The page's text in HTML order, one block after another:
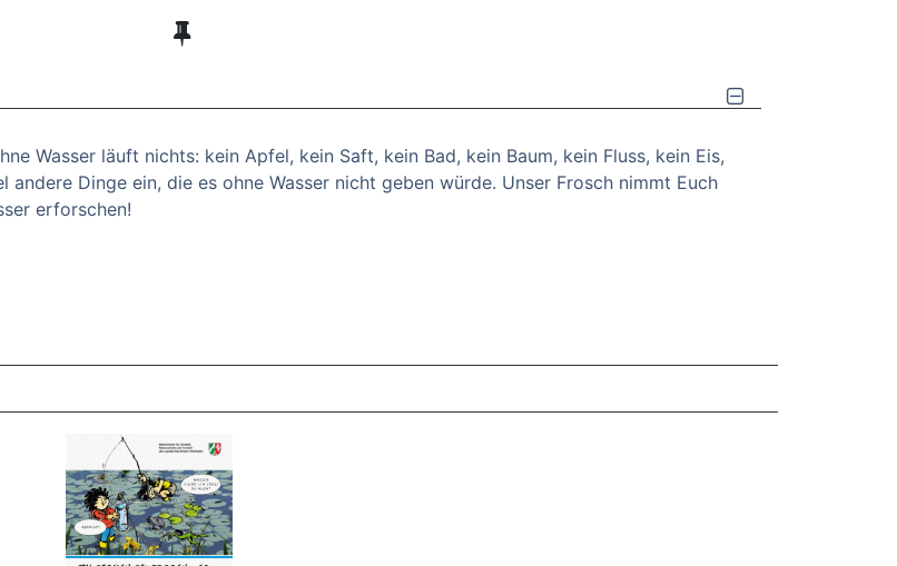
Wasser läuft nichts: kein Apfel, kein Saft, kein Bad, kein Baum, kein Fluss, kein Eis,
Dinge ein, die es ohne Wasser nicht geben würde. Unser Frosch nimmt Euch
erforschen!
BROSCHÜREN